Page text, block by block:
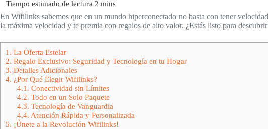
En Wifilinks sabemos que en un mundo hiperconectado no basta con tener
la máxima velocidad y te premia con regalos de alto valor. ¿Estás listo para
1. La Oferta Estelar
2. Regalo Exclusivo: Seguridad y Tecnología en tu Hogar
3. Detalles Adicionales
4. ¿Por Qué Elegir Wifilinks?
4.1. Conectividad sin Límites
4.2. Todo en un Solo Paquete
4.3. Tecnología de Vanguardia
4.4. Atención Rápida y Personalizada
5. ¡Únete a la Revolución Wifilinks!